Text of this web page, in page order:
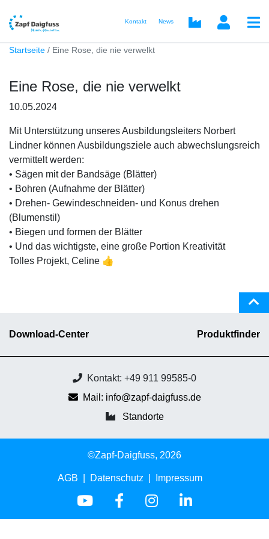
Kontakt News
Startseite Eine Rose, die nie verwelkt
Eine Rose, die nie verwelkt
10.05.2024
Mit Unterstützung unseres Ausbildungsleiters Norbert
Lindner können Ausbildungsziele auch abwechslungsreich
vermittelt werden:
• Sägen mit der Bandsäge (Blätter)
• Bohren (Aufnahme der Blätter)
• Drehen- Gewindeschneiden- und Konus drehen
(Blumenstil)
• Biegen und formen der Blätter
• Und das wichtigste, eine große Portion Kreativität
Tolles Projekt, Celine 👍
Download-Center Produktfinder
Kontakt: +49 911 99585-0
Mail: info@zapf-daigfuss.de
Standorte
©Zapf-Daigfuss, 2026
AGB Datenschutz Impressum